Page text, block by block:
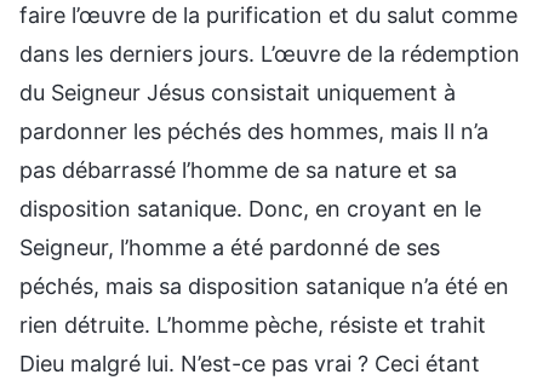
faire l’œuvre de la purification et du salut comme
dans les derniers jours. L’œuvre de la rédemption
du Seigneur Jésus consistait uniquement à
pardonner les péchés des hommes, mais Il n’a
pas débarrassé l’homme de sa nature et sa
disposition satanique. Donc, en croyant en le
Seigneur, l’homme a été pardonné de ses
péchés, mais sa disposition satanique n’a été en
rien détruite. L’homme pèche, résiste et trahit
Dieu malgré lui. N’est-ce pas vrai ? Ceci étant